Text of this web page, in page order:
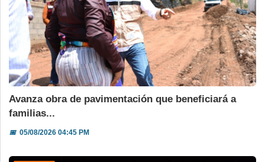
Avanza obra de pavimentación que beneficiará a
familias...
📅05/08/2026 04:45 PM